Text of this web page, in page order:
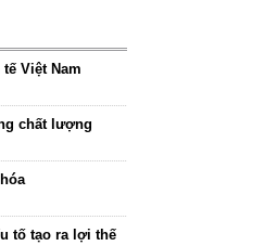
Việt Nam
chất lượng
tố tạo ra lợi thế